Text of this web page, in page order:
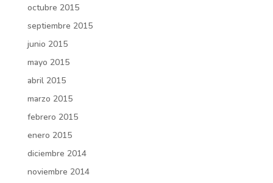
octubre 2015
septiembre 2015
junio 2015
mayo 2015
abril 2015
marzo 2015
febrero 2015
enero 2015
diciembre 2014
noviembre 2014